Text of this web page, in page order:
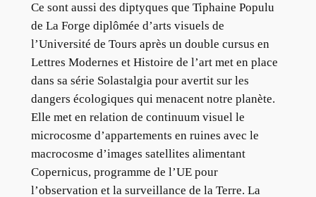
Ce sont aussi des diptyques que Tiphaine Populu
de La Forge diplômée d’arts visuels de
l’Université de Tours après un double cursus en
Lettres Modernes et Histoire de l’art met en place
dans sa série Solastalgia pour avertit sur les
dangers écologiques qui menacent notre planète.
Elle met en relation de continuum visuel le
microcosme d’appartements en ruines avec le
macrocosme d’images satellites alimentant
Copernicus, programme de l’UE pour
l’observation et la surveillance de la Terre. La